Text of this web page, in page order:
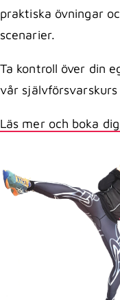
praktiska övningar
scenarier.
Ta kontroll över din
vår självförsvarskurs
Läs mer och boka